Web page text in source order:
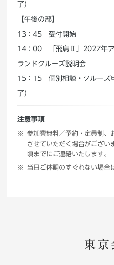
了）
【午後の部】
13：45 受付開始
14：00 「飛鳥Ⅱ」2027年ア
ランドクルーズ説明会
15：15 個別相談・クルーズ
了）
注意事項
参加費無料／予約・定員制、
させていただく場合がござい
頃までにご連絡いたします。
当日ご体調のすぐれない場合
東京